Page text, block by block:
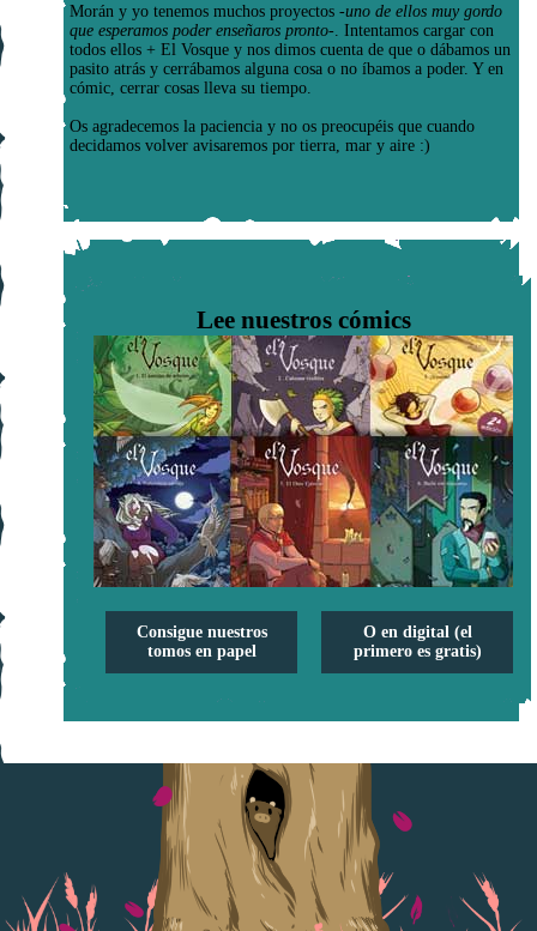
Morán y yo tenemos muchos proyectos -uno de ellos muy gordo
que esperamos poder enseñaros pronto- . Intentamos cargar con
todos ellos + El Vosque y nos dimos cuenta de que o dábamos un
pasito atrás y cerrábamos alguna cosa o no íbamos a poder. Y en
cómic, cerrar cosas lleva su tiempo.
Os agradecemos la paciencia y no os preocupéis que cuando
decidamos volver avisaremos por tierra, mar y aire :)
Lee nuestros cómics
Consigue nuestros
tomos en papel
O en digital (el
primero es gratis)